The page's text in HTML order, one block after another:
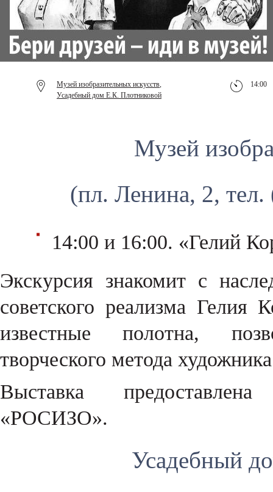
Музей изобразительных искусств,
Усадебный дом Е.К. Плотниковой
14:00
Музей
(пл. Ленина, 2,
14:00 и 16:00. «Гелий
Экскурсия знакомит с
советского реализма Гелия
известные полотна,
творческого метода
Выставка
«РОСИЗО».
Усадебный